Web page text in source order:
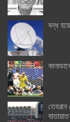
বন্ধ
তেহরান
যাতায়াত